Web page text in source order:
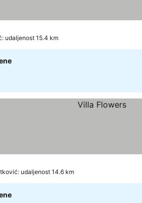
udaljenost 15.4 km
udaljenost 14.6 km